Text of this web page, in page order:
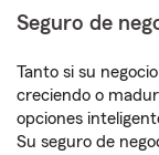
Seguro de
Tanto si su
creciendo o
opciones
Su seguro de